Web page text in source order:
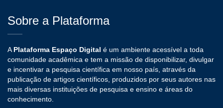
Sobre a Plataforma
A Plataforma Espaço Digital é um ambiente acessível a toda
comunidade acadêmica e tem a missão de disponibilizar, divulgar
e incentivar a pesquisa científica em nosso país, através da
publicação de artigos científicos, produzidos por seus autores nas
mais diversas instituições de pesquisa e ensino e áreas do
conhecimento.